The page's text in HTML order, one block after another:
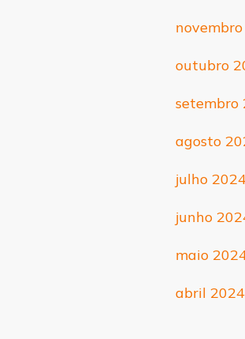
outubro
setembro
agosto
julho
junho
maio
abril 2024